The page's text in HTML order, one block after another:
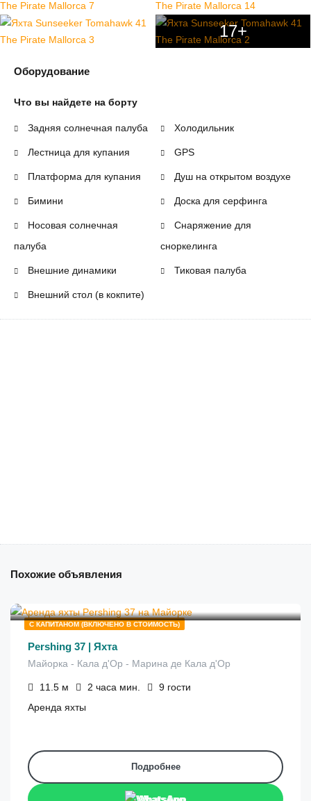
17+
Оборудование
Что вы найдете на борту
Задняя солнечная палуба
Лестница для купания
Платформа для купания
Бимини
Носовая солнечная
палуба
Внешние динамики
Внешний стол (в кокпите)
Холодильник
GPS
Душ на открытом воздухе
Доска для серфинга
Снаряжение для
сноркелинга
Тиковая палуба
Похожие объявления
С КАПИТАНОМ (ВКЛЮЧЕНО В СТОИМОСТЬ)
Pershing 37 | Яхта
Майорка - Кала д'Ор - Марина де Кала д'Ор
11.5 м 2 часа мин. 9 гости
Аренда яхты
Подробнее